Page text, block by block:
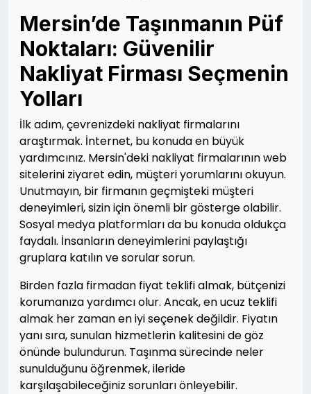
Mersin’de Taşınmanın Püf
Noktaları: Güvenilir
Nakliyat Firması Seçmenin
Yolları
İlk adım, çevrenizdeki nakliyat firmalarını
araştırmak. İnternet, bu konuda en büyük
yardımcınız. Mersin'deki nakliyat firmalarının web
sitelerini ziyaret edin, müşteri yorumlarını okuyun.
Unutmayın, bir firmanın geçmişteki müşteri
deneyimleri, sizin için önemli bir gösterge olabilir.
Sosyal medya platformları da bu konuda oldukça
faydalı. İnsanların deneyimlerini paylaştığı
gruplara katılın ve sorular sorun.
Birden fazla firmadan fiyat teklifi almak, bütçenizi
korumanıza yardımcı olur. Ancak, en ucuz teklifi
almak her zaman en iyi seçenek değildir. Fiyatın
yanı sıra, sunulan hizmetlerin kalitesini de göz
önünde bulundurun. Taşınma sürecinde neler
sunulduğunu öğrenmek, ileride
karşılaşabileceğiniz sorunları önleyebilir.